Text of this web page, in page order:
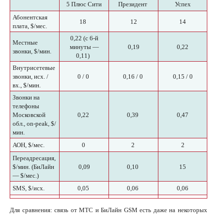
5 Плюс Сити
Президент
Успех
Абонентская
плата, $/мес.
18 12 14
Местные
звонки, $/мин.
0,22 (с 6-й
минуты —
0,11)
0,19 0,22
Внутрисетевые
звонки, исх. /
вх., $/мин.
0 / 0 0,16 / 0 0,15 / 0
Звонки на
телефоны
Московской
обл., on-peak, $/
мин.
0,22 0,39 0,47
АОН, $/мес. 0 2
2
Переадресация,
$/мин. (БиЛайн
— $/мес.)
0,09 0,10 15
SMS, $/исх. 0,05 0,06 0,06
Для сравнения: связь от МТС и БиЛайн GSM есть даже на некоторых